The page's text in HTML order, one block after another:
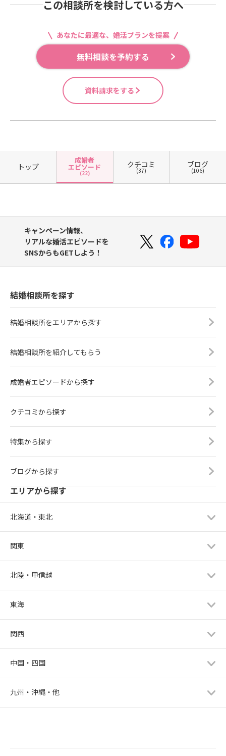
この相談所を検討している方へ
あなたに最適な、婚活プランを提案
無料相談を予約する
資料請求をする
トップ
成婚者
エピソード
(22)
クチコミ
(37)
ブログ
(106)
キャンペーン情報、
リアルな婚活エピソードを
SNSからもGETしよう！
結婚相談所を探す
結婚相談所をエリアから探す
結婚相談所を紹介してもらう
成婚者エピソードから探す
クチコミから探す
特集から探す
ブログから探す
エリアから探す
北海道・東北
関東
北陸・甲信越
東海
関西
中国・四国
九州・沖縄・他